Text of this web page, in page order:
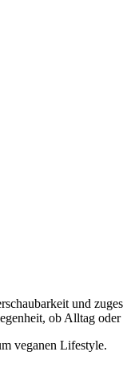
und
ob Alltag
veganen Lifestyle.